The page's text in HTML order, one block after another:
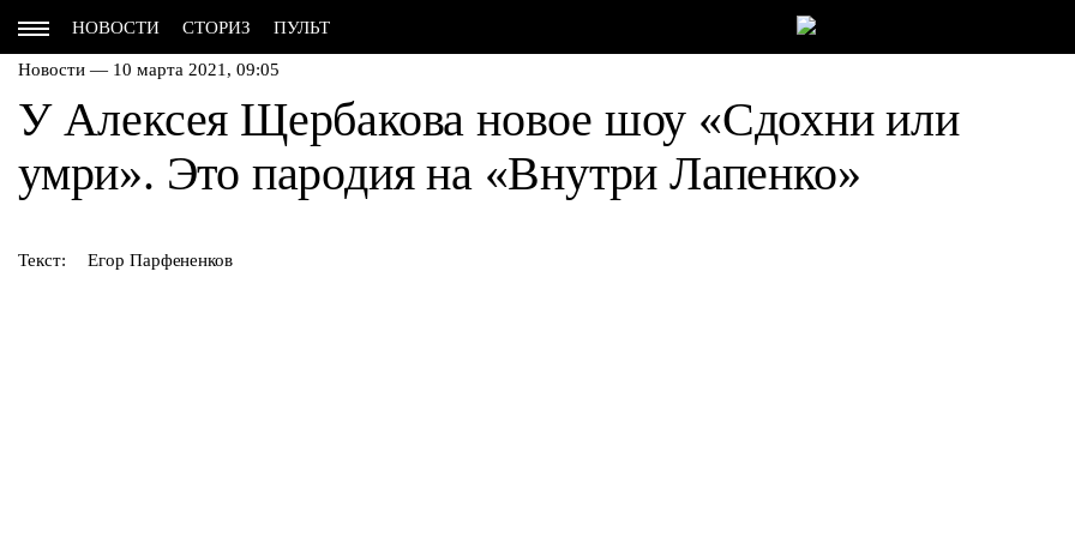
НОВОСТИ СТОРИЗ ПУЛЬТ
Новости — 10 марта 2021, 09:05
У Алексея Щербакова новое шоу «Сдохни или
умри». Это пародия на «Внутри Лапенко»
Текст: Егор Парфененков